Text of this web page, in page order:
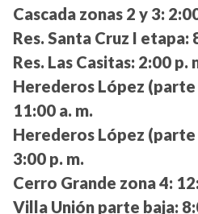
Cascada zonas 2 y 3:
Res. Santa Cruz I etapa:
Res. Las Casitas: 2:00 p.
Herederos López (parte
11:00 a. m.
Herederos López
3:00 p. m.
Cerro Grande zona 4:
Villa Unión parte baja: